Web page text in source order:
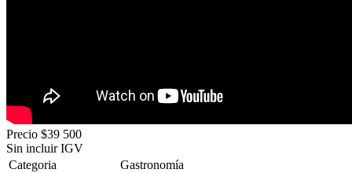
Precio $39 500
Sin incluir IGV
Categoria
Gastronomía